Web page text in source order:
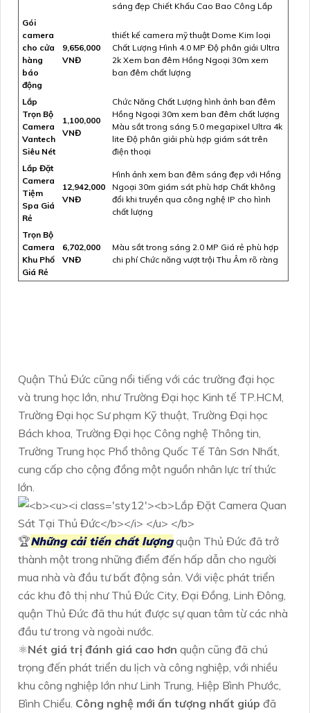
sáng đẹp Chiết Khấu Cao Bao Công Lắp
Gói
camera
cho cửa
hàng
báo
động
9,656,000
VNĐ
thiết kế camera mỹ thuật Dome Kim loại
Chất Lượng Hình 4.0 MP Độ phân giải Ultra
2k Xem ban đêm Hồng Ngoại 30m xem
ban đêm chất lượng
Lắp
Trọn Bộ
Camera
Vantech
Siêu Nét
1,100,000
VNĐ
Chức Năng Chất Lượng hình ảnh ban đêm
Hồng Ngoại 30m xem ban đêm chất lượng
Màu sắt trong sáng 5.0 megapixel Ultra 4k
lite Độ phân giải phù hợp giám sát trên
điện thoại
Lắp Đặt
Camera
Tiệm
Spa Giá
Rẻ
12,942,000
VNĐ
Hình ảnh xem ban đêm sáng đẹp với Hồng
Ngoại 30m giám sát phù hơp Chất không
đổi khi truyền qua công nghệ IP cho hình
chất lượng
Trọn Bộ
Camera
Khu Phố
Giá Rẻ
6,702,000
VNĐ
Màu sắt trong sáng 2.0 MP Giá rẻ phù hợp
chi phí Chức năng vượt trội Thu Âm rõ ràng
Quận Thủ Đức cũng nổi tiếng với các trường đại học
và trung học lớn, như Trường Đại học Kinh tế TP.HCM,
Trường Đại học Sư phạm Kỹ thuật, Trường Đại học
Bách khoa, Trường Đại học Công nghệ Thông tin,
Trường Trung học Phổ thông Quốc Tế Tân Sơn Nhất,
cung cấp cho cộng đồng một nguồn nhân lực trí thức
lớn.
🏆Những cải tiến chất lượngquận Thủ Đức đã trở
thành một trong những điểm đến hấp dẫn cho người
mua nhà và đầu tư bất động sản. Với việc phát triển
các khu đô thị như Thủ Đức City, Đại Đồng, Linh Đông,
quận Thủ Đức đã thu hút được sự quan tâm từ các nhà
đầu tư trong và ngoài nước.
⚛️Nét giá trị đánh giá cao hơn quận cũng đã chú
trọng đến phát triển du lịch và công nghiệp, với nhiều
khu công nghiệp lớn như Linh Trung, Hiệp Bình Phước,
Bình Chiểu. Công nghệ mới ấn tượng nhất giúp đã